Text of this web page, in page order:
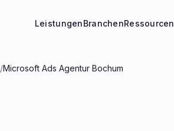
LeistungenBranchenRessourcen
/Microsoft Ads Agentur Bochum